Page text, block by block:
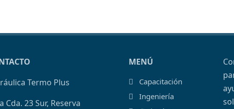
Termo Plus
Cda. 23 Sur, Reserva
MENÚ
Capacitación
Ingeniería